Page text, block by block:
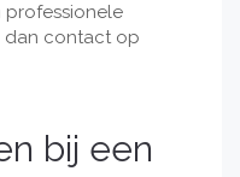
professionele
dan contact op
bij een